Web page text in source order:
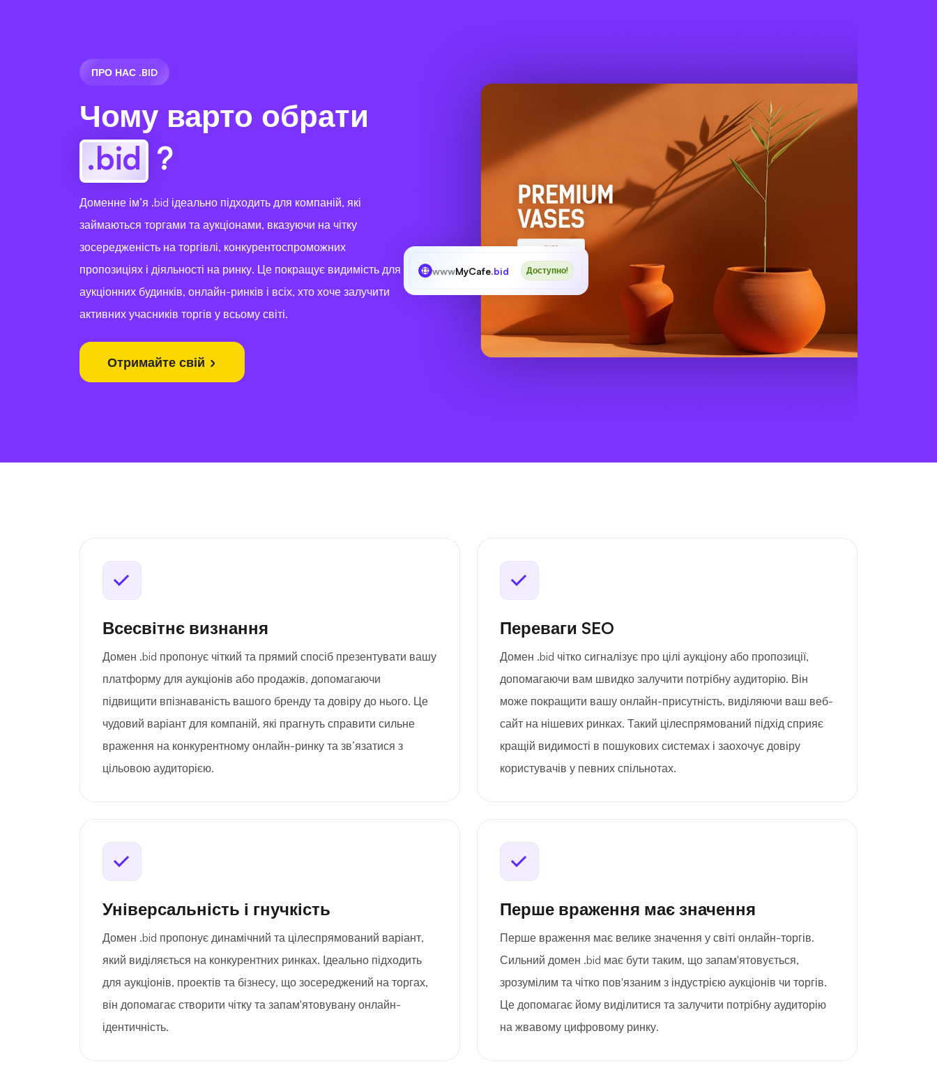
ПРО НАС .BID
Чому варто обрати
.bid ?
Доменне ім’я .bid ідеально підходить для компаній, які
займаються торгами та аукціонами, вказуючи на чітку
зосередженість на торгівлі, конкурентоспроможних
пропозиціях і діяльності на ринку. Це покращує видимість для
аукціонних будинків, онлайн-ринків і всіх, хто хоче залучити
активних учасників торгів у всьому світі.
Отримайте свій
wwwMyCafe.bid Доступно!
Всесвітнє визнання
Домен .bid пропонує чіткий та прямий спосіб презентувати вашу
платформу для аукціонів або продажів, допомагаючи
підвищити впізнаваність вашого бренду та довіру до нього. Це
чудовий варіант для компаній, які прагнуть справити сильне
враження на конкурентному онлайн-ринку та зв’язатися з
цільовою аудиторією.
Переваги SEO
Домен .bid чітко сигналізує про цілі аукціону або пропозиції,
допомагаючи вам швидко залучити потрібну аудиторію. Він
може покращити вашу онлайн-присутність, виділяючи ваш веб-
сайт на нішевих ринках. Такий цілеспрямований підхід сприяє
кращій видимості в пошукових системах і заохочує довіру
користувачів у певних спільнотах.
Універсальність і гнучкість
Домен .bid пропонує динамічний та цілеспрямований варіант,
який виділяється на конкурентних ринках. Ідеально підходить
для аукціонів, проектів та бізнесу, що зосереджений на торгах,
він допомагає створити чітку та запам'ятовувану онлайн-
ідентичність.
Перше враження має значення
Перше враження має велике значення у світі онлайн-торгів.
Сильний домен .bid має бути таким, що запам'ятовується,
зрозумілим та чітко пов'язаним з індустрією аукціонів чи торгів.
Це допомагає йому виділитися та залучити потрібну аудиторію
на жвавому цифровому ринку.